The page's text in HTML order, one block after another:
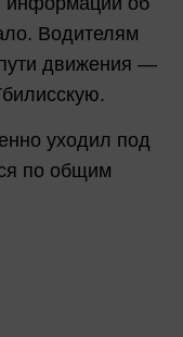
Водителям
движения —
уходил под
по общим